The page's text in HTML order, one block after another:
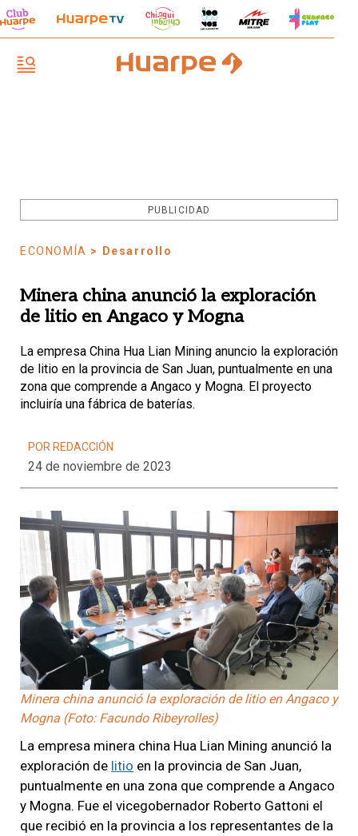
PUBLICIDAD
ECONOMÍA > Desarrollo
Minera china anunció la exploración
de litio en Angaco y Mogna
La empresa China Hua Lian Mining anuncio la exploración
de litio en la provincia de San Juan, puntualmente en una
zona que comprende a Angaco y Mogna. El proyecto
incluiría una fábrica de baterías.
POR REDACCIÓN
24 de noviembre de 2023
Minera china anunció la exploración de litio en Angaco y
Mogna (Foto: Facundo Ribeyrolles)
La empresa minera china Hua Lian Mining anunció la
exploración de litio en la provincia de San Juan,
puntualmente en una zona que comprende a Angaco
y Mogna. Fue el vicegobernador Roberto Gattoni el
que recibió en la provincia a los representantes de la